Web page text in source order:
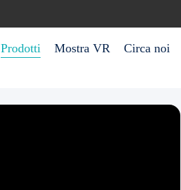
Prodotti Mostra VR Circa noi